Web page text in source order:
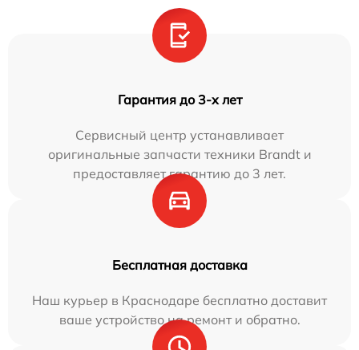
Гарантия до 3-х лет
Сервисный центр устанавливает
оригинальные запчасти техники Brandt и
предоставляет гарантию до 3 лет.
Бесплатная доставка
Наш курьер в Краснодаре бесплатно доставит
ваше устройство на ремонт и обратно.